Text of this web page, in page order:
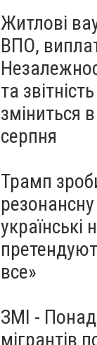
Житлові
ВПО,
та
зміниться в
серпня
Трамп
все»
ЗМІ -
мігрантів